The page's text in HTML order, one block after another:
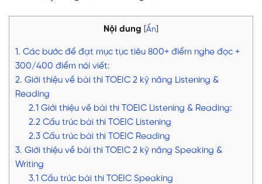
Nội dung Ẩn
1. Các bước để đạt mục tục tiêu 800+ điểm nghe đọc +
300/400 điểm nói viết:
2. Giới thiệu về bài thi TOEIC 2 kỹ năng Listening &
Reading
2.1 Giới thiệu về bài thi TOEIC Listening & Reading:
2.2 Cấu trúc bài thi TOEIC Listening
2.3 Cấu trúc bài thi TOEIC Reading
3. Giới thiệu về bài thi TOEIC 2 kỹ năng Speaking &
Writing
3.1 Cấu trúc bài thi TOEIC Speaking